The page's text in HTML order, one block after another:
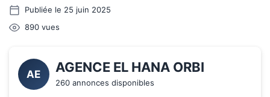
Publiée le 25 juin 2025
890 vues
AE AGENCE EL HANA ORBI
260 annonces disponibles